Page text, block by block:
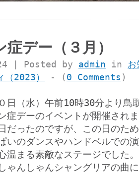
デー（３月）
| Posted by admin in お
（2023） - (0 Comments )
日（水）午前10時30分より鳥
症デーのイベントが開催され
だったのですが、この日のた
いのダンスやハンドベルでの
温まる素敵なステージでした
ゃんしゃんシャングリアの曲